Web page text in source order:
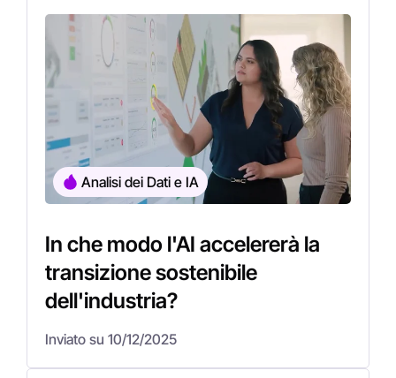
Analisi dei Dati e IA
In che modo l'AI accelererà la
transizione sostenibile
dell'industria?
Inviato su 10/12/2025